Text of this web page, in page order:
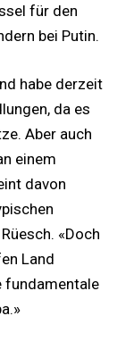
für den
bei Putin.
habe derzeit
da es
Aber auch
einem
davon
«Doch
Land
fundamentale